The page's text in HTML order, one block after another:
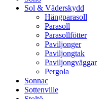
Sol & Väderskydd
Hängparasoll
Parasoll
Parasollfötter
Paviljonger
Paviljongtak
Paviljongväggar
Pergola
Sonnac
Sottenville